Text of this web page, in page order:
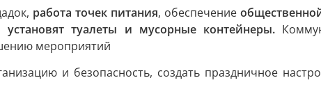
работа точек питания, обеспечение
туалеты и мусорные контейнеры.
мероприятий
и безопасность, создать праздничное